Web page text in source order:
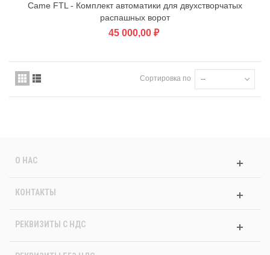
Came FTL - Комплект автоматики для двухстворчатых
распашных ворот
45 000,00 ₽
Сортировка по --
О НАС
КОНТАКТЫ
РЕКВИЗИТЫ C НДС